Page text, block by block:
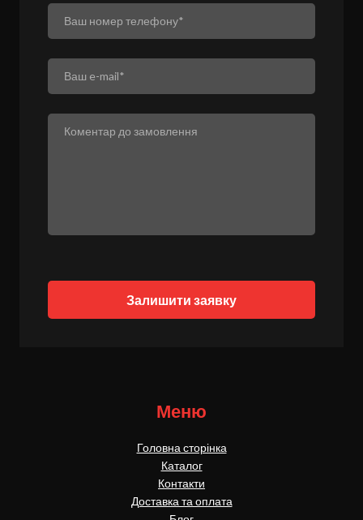
Залишити заявку
Меню
Головна сторінка
Каталог
Контакти
Доставка та оплата